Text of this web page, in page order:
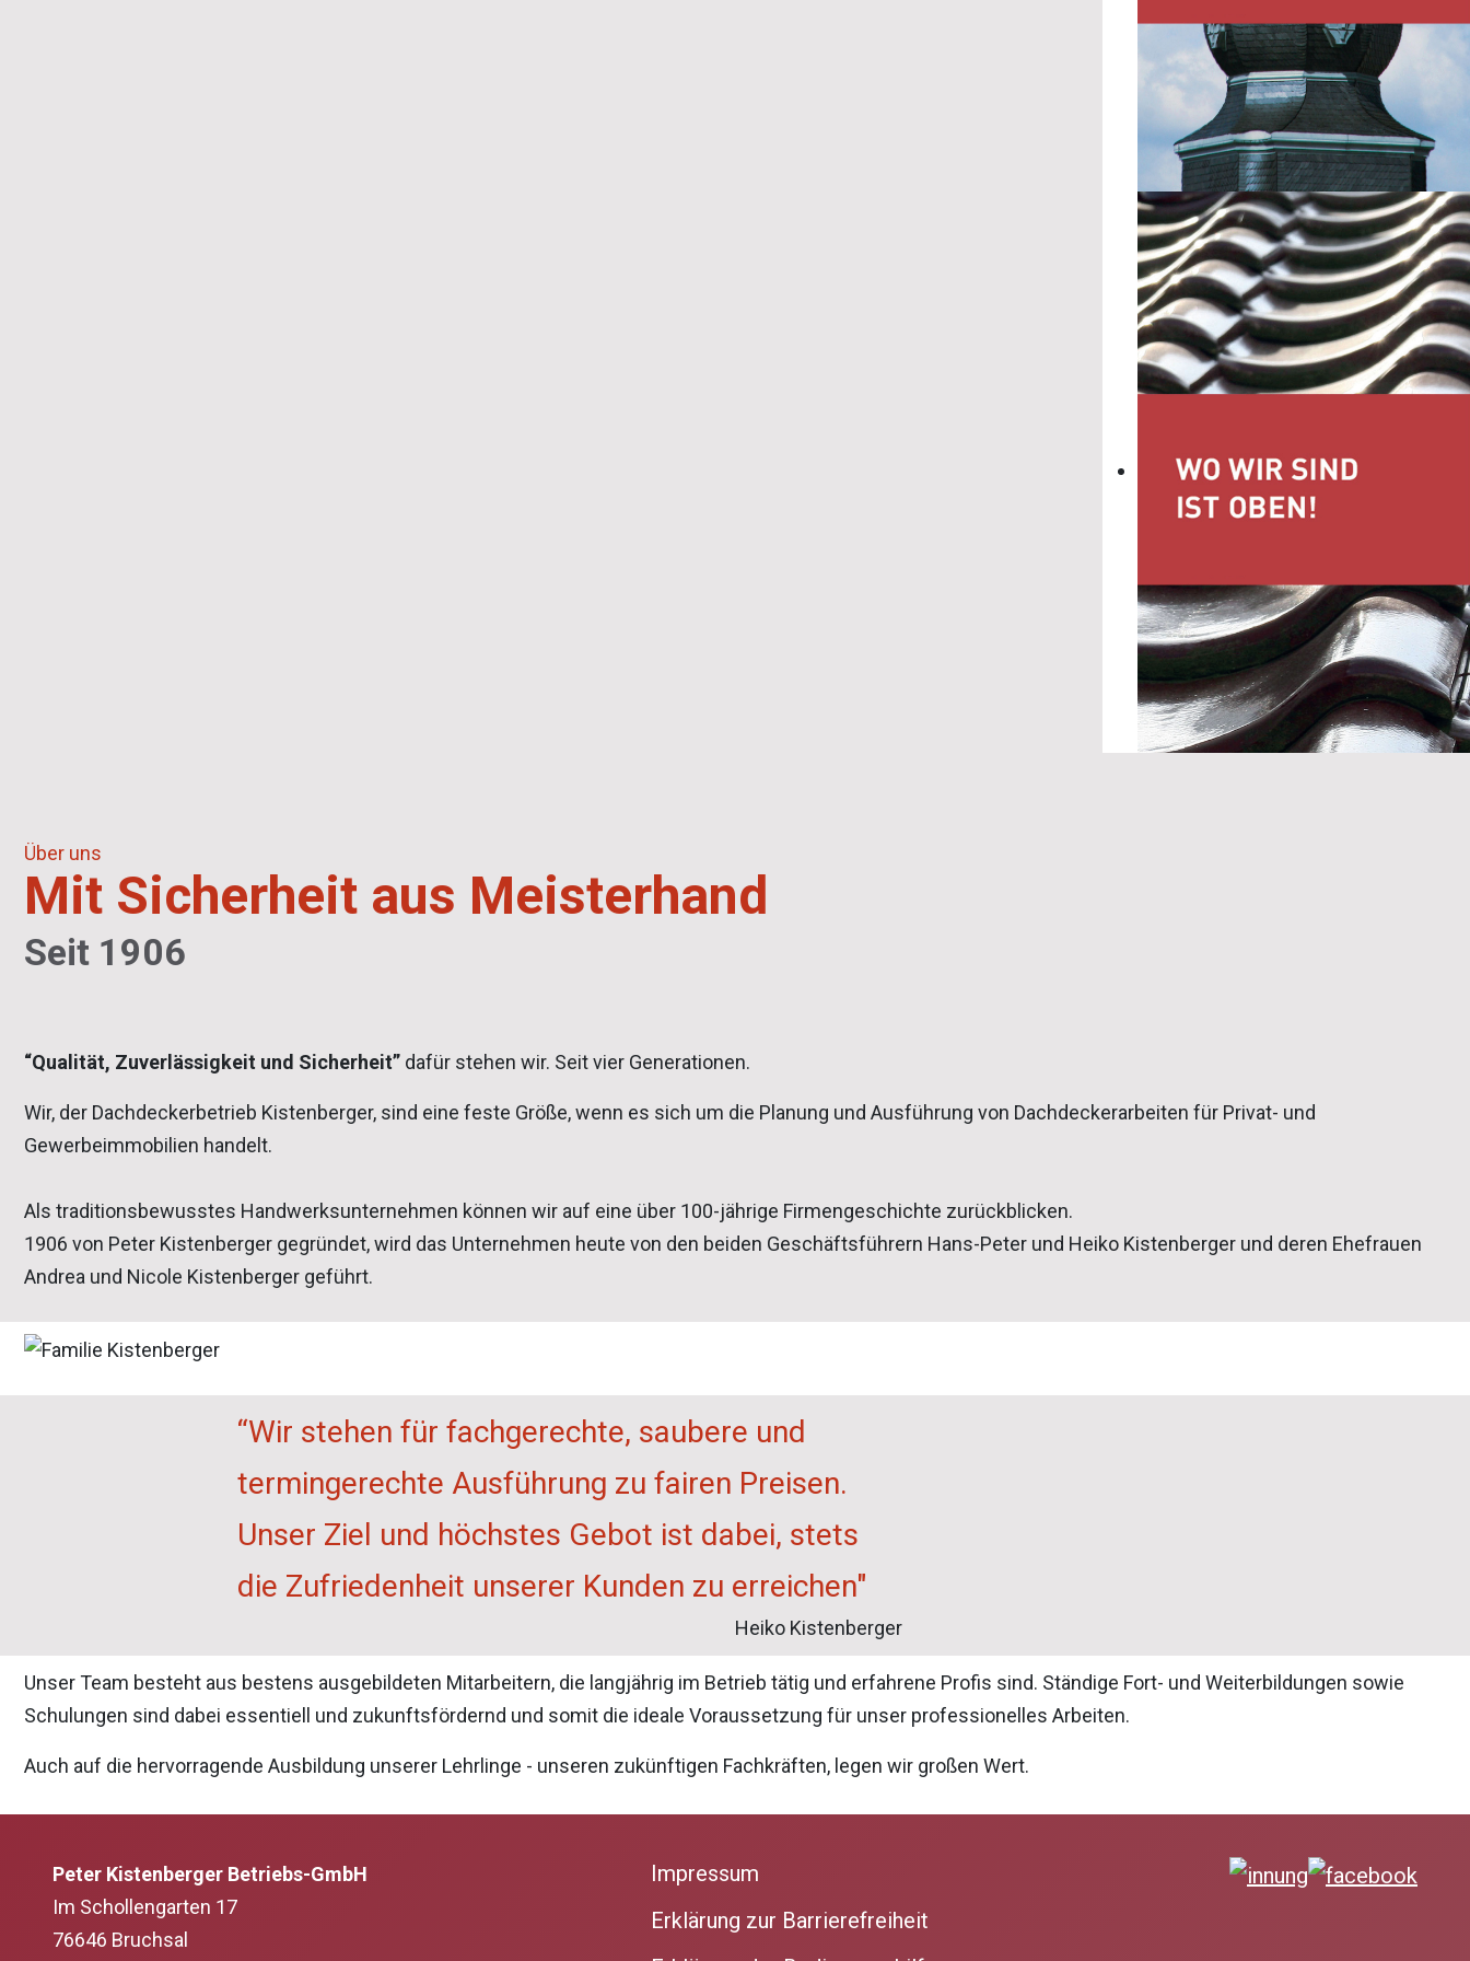
Über uns
Mit Sicherheit aus Meisterhand
Seit 1906
“Qualität, Zuverlässigkeit und Sicherheit” dafür stehen wir. Seit vier Generationen.
Wir, der Dachdeckerbetrieb Kistenberger, sind eine feste Größe, wenn es sich um die Planung und Ausführung von Dachdeckerarbeiten für Privat- und
Gewerbeimmobilien handelt.
Als traditionsbewusstes Handwerksunternehmen können wir auf eine über 100-jährige Firmengeschichte zurückblicken.
1906 von Peter Kistenberger gegründet, wird das Unternehmen heute von den beiden Geschäftsführern Hans-Peter und Heiko Kistenberger und deren Ehefrauen
Andrea und Nicole Kistenberger geführt.
“Wir stehen für fachgerechte, saubere und
termingerechte Ausführung zu fairen Preisen.
Unser Ziel und höchstes Gebot ist dabei, stets
die Zufriedenheit unserer Kunden zu erreichen"
Heiko Kistenberger
Unser Team besteht aus bestens ausgebildeten Mitarbeitern, die langjährig im Betrieb tätig und erfahrene Profis sind. Ständige Fort- und Weiterbildungen sowie
Schulungen sind dabei essentiell und zukunftsfördernd und somit die ideale Voraussetzung für unser professionelles Arbeiten.
Auch auf die hervorragende Ausbildung unserer Lehrlinge - unseren zukünftigen Fachkräften, legen wir großen Wert.
Peter Kistenberger Betriebs-GmbH
Im Schollengarten 17
76646 Bruchsal
Impressum
Erklärung zur Barrierefreiheit